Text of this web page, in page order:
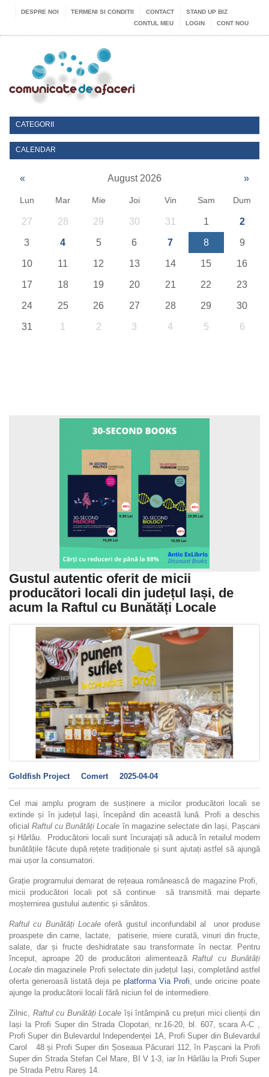
DESPRE NOI TERMENI SI CONDITII CONTACT
STAND UP BIZ
CONTUL MEU
LOGIN CONT NOU
CATEGORII
CALENDAR
« August 2026 »
Lun Mar Mie Joi Vin Sam Dum
27 28 29 30 31 1 2
3 4 5 6 7 8 9
10 11 12 13 14 15 16
17 18 19 20 21 22 23
24 25 26 27 28 29 30
31 1 2 3 4 5 6
Gustul autentic oferit de micii
producători locali din județul Iași, de
acum la Raftul cu Bunătăți Locale
Goldfish Project Comert 2025-04-04
Cel mai amplu program de susținere a micilor producători locali se
extinde și în județul Iași, începând din această lună. Profi a deschis
oficialRaftul cu Bunătăți Locale în magazine selectate din Iași, Pașcani
și Hârlău. Producătorii locali sunt încurajați să aducă în retailul modern
bunătățile făcute după rețete tradiționale și sunt ajutați astfel să ajungă
mai ușor la consumatori.
Grație programului demarat de rețeaua românească de magazine Profi,
micii producători locali pot să continue să transmită mai departe
moșternirea gustului autentic și sănătos.
Raftul cu Bunătăți Localeoferă gustul inconfundabil al unor produse
proaspete din carne, lactate, patiserie, miere curată, vinuri din fructe,
salate, dar și fructe deshidratate sau transformate în nectar. Pentru
început, aproape 20 de producători alimenteazăRaftul cu Bunătăți
Localedin magazinele Profi selectate din județul Iași, completând astfel
oferta generoasă listată deja pe platforma Via Profi, unde oricine poate
ajunge la producătorii locali fără niciun fel de intermediere.
Zilnic, Raftul cu Bunătăți Locale își întâmpină cu prețuri mici clienții din
Iași la Profi Super din Strada Clopotari, nr.16-20, bl. 607, scara A-C ,
Profi Super din Bulevardul Independenței 1A, Profi Super din Bulevardul
Carol 48 și Profi Super din Șoseaua Păcurari 112, în Pașcani la Profi
Super din Strada Stefan Cel Mare, BI V 1-3, iar în Hârlău la Profi Super
pe Strada Petru Rareș 14.